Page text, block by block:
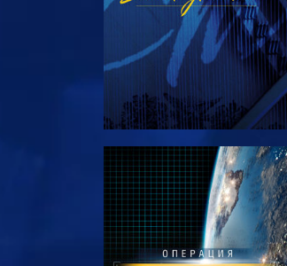
СМОТРЕТЬ ПЕРЕДАЧИ